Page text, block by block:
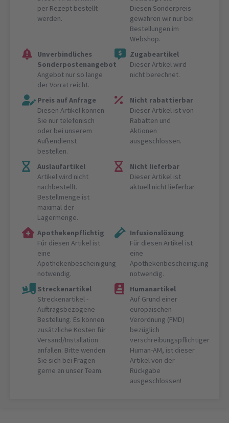
per Rezept bestellt
werden.
Diesen Sonderpreis
gewähren wir nur bei
Bestellungen im
Webshop.
Unverbindliches
Sonderpostenangebot
Angebot nur so lange
der Vorrat reicht.
Zugabeartikel
Dieser Artikel wird
nicht berechnet.
Preis auf Anfrage
Diesen Artikel können
Sie nur telefonisch
oder bei unserem
Außendienst
bestellen.
Nicht rabattierbar
Dieser Artikel ist von
Rabatten und
Aktionen
ausgeschlossen.
Auslaufartikel
Artikel wird nicht
nachbestellt.
Bestellmenge ist
maximal der
Lagermenge.
Nicht lieferbar
Dieser Artikel ist
aktuell nicht lieferbar.
Apothekenpflichtig
Für diesen Artikel ist
eine
Apothekenbescheinigung
notwendig.
Infusionslösung
Für diesen Artikel ist
eine
Apothekenbescheinigung
notwendig.
Streckenartikel
Streckenartikel -
Auftragsbezogene
Bestellung. Es können
zusätzliche Kosten für
Versand/Installation
anfallen. Bitte wenden
Sie sich bei Fragen
gerne an unser Team.
Humanartikel
Auf Grund einer
europäischen
Verordnung (FMD)
bezüglich
verschreibungspflichtiger
Human-AM, ist dieser
Artikel von der
Rückgabe
ausgeschlossen!